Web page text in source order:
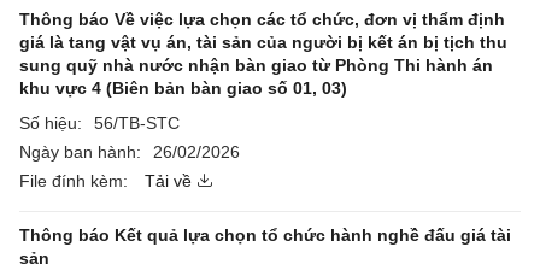
Thông báo Về việc lựa chọn các tổ chức, đơn vị thẩm định
giá là tang vật vụ án, tài sản của người bị kết án bị tịch thu
sung quỹ nhà nước nhận bàn giao từ Phòng Thi hành án
khu vực 4 (Biên bản bàn giao số 01, 03)
Số hiệu:
56/TB-STC
Ngày ban hành:
26/02/2026
File đính kèm:
Tải về
Thông báo Kết quả lựa chọn tổ chức hành nghề đấu giá tài
sản